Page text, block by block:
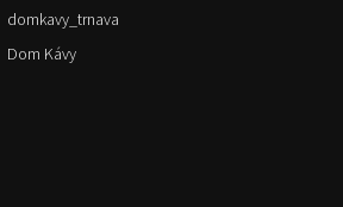
domkavy_trnava
Dom Kávy